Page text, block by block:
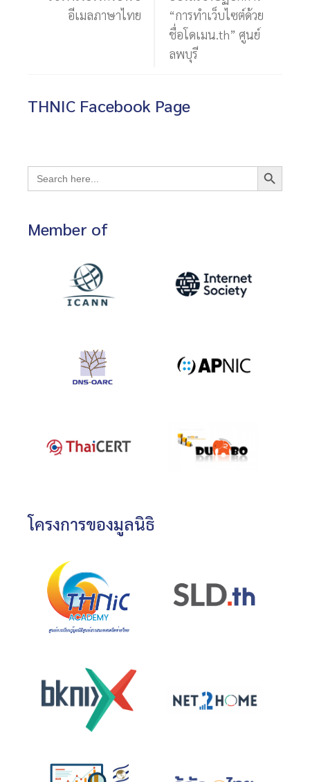
อีเมลภาษาไทย
“การทำเว็บไซต์ด้วย
ชื่อโดเมน.th” ศูนย์
ลพบุรี
THNIC Facebook Page
Search
for:
Search Button
Member of
โครงการของมูลนิธิ